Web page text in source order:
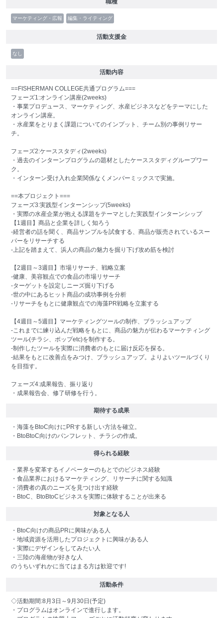
職種
マーケティング・広報 編集・ライティング
活動支援金
なし
活動内容
==FISHERMAN COLLEGE共通プログラム===
フェーズ1:オンライン講座(2weeks)
・事業プロデュース、マーケティング、水産ビジネスなどをテーマにした
オンライン講座。
・水産業をとりまく課題についてのインプット、チーム別の事例リサー
チ。
フェーズ2:ケーススタディ(2weeks)
・過去のインターンプログラムの題材としたケーススタディグループワー
ク。
・インターン受け入れ企業関係なくメンバーミックスで実施。
==本プロジェクト===
フェーズ3:実践型インターンシップ(5weeks)
・実際の水産企業が抱える課題をテーマとした実践型インターンシップ
【1週目】商品と企業を詳しく知ろう
-経営者の話を聞く、商品サンプルを試食する、商品が販売されているスー
パーをリサーチする
-上記を踏まえて、浜人の商品の魅力を掘り下げ攻め筋を検討
【2週目～3週目】市場リサーチ、戦略立案
-健康、美容観点での食品の市場リサーチ
-ターゲットを設定しニーズ掘り下げる
-世の中にあるヒット商品の成功事例を分析
-リサーチをもとに健康観点での海藻PR戦略を立案する
【4週目～5週目】マーケティングツールの制作、ブラッシュアップ
-これまでに練り込んだ戦略をもとに、商品の魅力が伝わるマーケティング
ツール(チラシ、ポップetc)を制作する。
-制作したツールを実際に消費者のもとに届け反応を探る。
-結果をもとに改善点をみつけ、ブラッシュアップ。よりよいツールづくり
を目指す。
フェーズ4:成果報告、振り返り
・成果報告会、修了研修を行う。
期待する成果
・海藻をBtoC向けにPRする新しい方法を確立。
・BtoBtoC向けのパンフレット、チラシの作成。
得られる経験
・業界を変革するイノベーターのもとでのビジネス経験
・食品業界におけるマーケティング、リサーチに関する知識
・消費者の真のニーズを見つけ出す経験
・BtoC、BtoBtoCビジネスを実際に体験することが出来る
対象となる人
・BtoC向けの商品PRに興味がある人
・地域資源を活用したプロジェクトに興味がある人
・実際にデザインをしてみたい人
・三陸の海産物が好きな人
のうちいずれかに当てはまる方は歓迎です!
活動条件
◇活動期間:8月3日～9月30日(予定)
・プログラムはオンラインで進行します。